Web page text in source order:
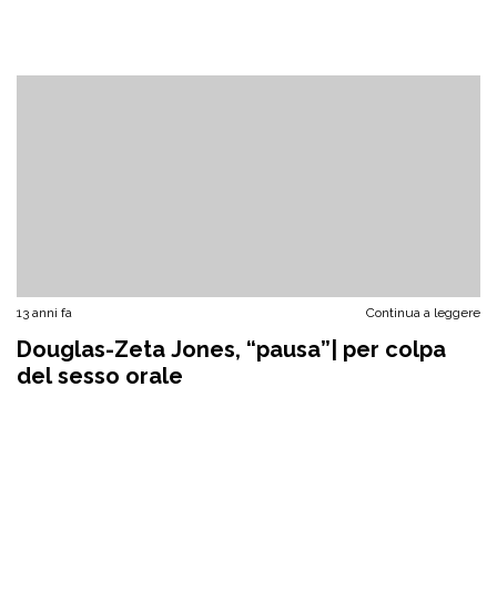
13 anni fa Continua a leggere
Douglas-Zeta Jones, “pausa”| per colpa
del sesso orale